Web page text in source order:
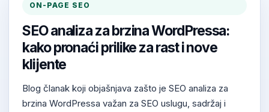
ON-PAGE SEO
SEO analiza za brzina WordPressa:
kako pronaći prilike za rast i nove
klijente
Blog članak koji objašnjava zašto je SEO analiza za
brzina WordPressa važan za SEO uslugu, sadržaj i